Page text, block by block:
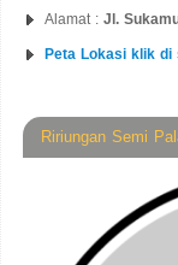
Alamat : Jl.
Peta Lokasi klik di
Ririungan Semi